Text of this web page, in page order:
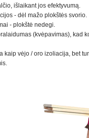
išlaikant jos efektyvumą.
- dėl mažo plokštės svorio.
- plokštė nedegi.
(kvėpavimas), kad
vėjo / oro izoliacija, bet